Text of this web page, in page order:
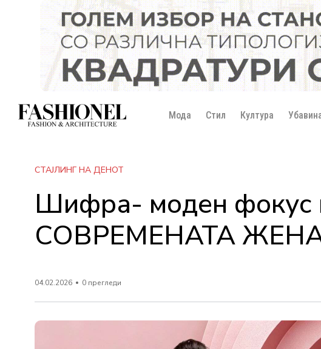
Мода Стил Култура
СТАЈЛИНГ НА ДЕНОТ
Шифра- моден
СОВРЕМЕНАТА
04.02.2026 0 прегледи